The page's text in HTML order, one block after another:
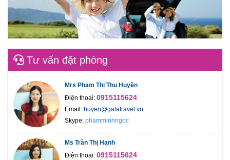
Tư vấn đặt phòng
Mrs Phạm Thị Thu Huyền
Điện thoại: 0915115624
Email: huyen@galatravel.vn
Skype: phamminhngoc
Ms Trần Thị Hạnh
Điện thoại: 0915115624